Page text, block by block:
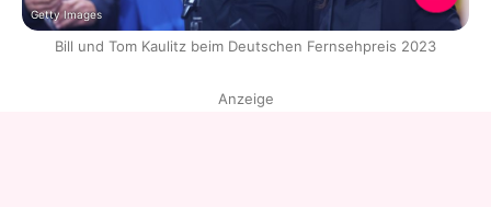
Getty Images
Bill und Tom Kaulitz beim Deutschen Fernsehpreis 2023
Anzeige